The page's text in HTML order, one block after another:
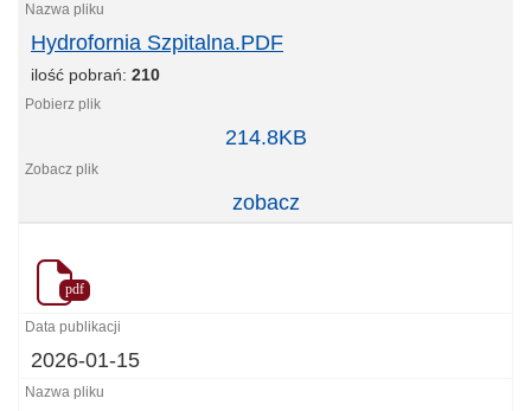
Hydrofornia Szpitalna.PDF
ilość pobrań: 210
Szpitalna.PDF
214.8KB
zobacz
pdf
2026-01-15